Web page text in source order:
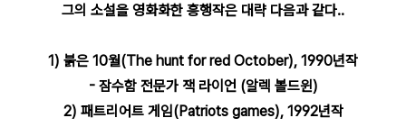
그의 소설을 영화화한 흥행작은 대략 다음과 같다..
1) 붉은 10월(The hunt for red October), 1990년작
- 잠수함 전문가 잭 라이언 (알렉 볼드윈)
2) 패트리어트 게임(Patriots games), 1992년작